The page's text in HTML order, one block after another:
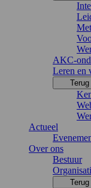
AKC-
Leren en
Terug
Actueel
Over ons
Bestuur
Terug